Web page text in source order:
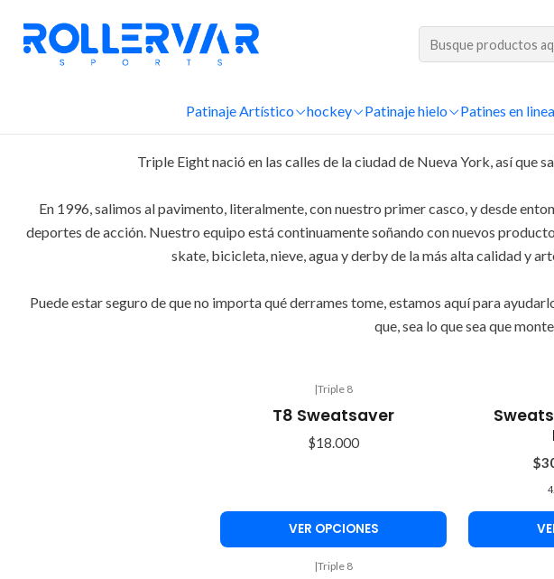
Patinaje Artístico hockey Patinaje hielo Patines en linea
Triple Eight nació en las calles de la ciudad de Nueva York, así que
En 1996, salimos al pavimento, literalmente, con nuestro primer casco, y desde
deportes de acción. Nuestro equipo está continuamente soñando con nuevos
skate, bicicleta, nieve, agua y derby de la más alta calidad y
Puede estar seguro de que no importa qué derrames tome, estamos aquí para
que, sea lo que sea que
|Triple 8
T8 Sweatsaver
$18.000
VER OPCIONES
OFF
|Triple 8